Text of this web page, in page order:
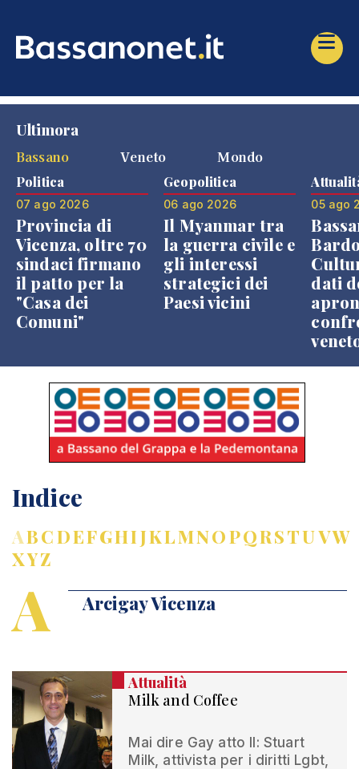
Ultimora
Bassano
Veneto Mondo
Politica
07 ago 2026
Provincia di
Vicenza, oltre 70
sindaci firmano
il patto per la
"Casa dei
Comuni"
Geopolitica
06 ago 2026
Il Myanmar tra
la guerra civile e
gli interessi
strategici dei
Paesi vicini
05 ago
dati
Indice
ABCDEFGHIJKLMNOPQRSTUVW
XYZ
A Arcigay Vicenza
Attualità
Milk and Coffee
Mai dire Gay atto II: Stuart
Milk, attivista per i diritti Lgbt,